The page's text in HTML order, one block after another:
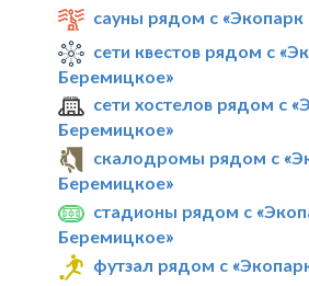
сауны рядом с
сети квестов рядом с
Беремицкое»
сети хостелов рядом с
Беремицкое»
скалодромы рядом с
Беремицкое»
стадионы рядом с
Беремицкое»
футзал рядом с